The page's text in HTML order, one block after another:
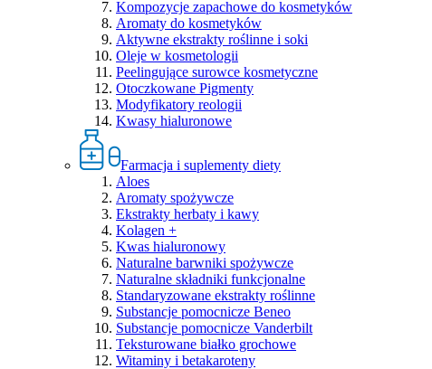
Kompozycje zapachowe do kosmetyków
Aromaty do kosmetyków
Aktywne ekstrakty roślinne i soki
Oleje w kosmetologii
Peelingujące surowce kosmetyczne
Otoczkowane Pigmenty
Modyfikatory reologii
Kwasy hialuronowe
Farmacja i suplementy diety
Aloes
Aromaty spożywcze
Ekstrakty herbaty i kawy
Kolagen +
Kwas hialuronowy
Naturalne barwniki spożywcze
Naturalne składniki funkcjonalne
Standaryzowane ekstrakty roślinne
Substancje pomocnicze Beneo
Substancje pomocnicze Vanderbilt
Teksturowane białko grochowe
Witaminy i betakaroteny